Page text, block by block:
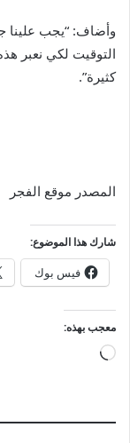
وأضاف: “يجب علينا
التوقيت لكي نعبر
كثيرة”.
المصدر موقع الفجر
شارك هذا الموضوع:
فيس بوك
معجب بهذه:
جاري